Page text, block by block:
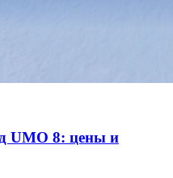
UMO 8: цены и